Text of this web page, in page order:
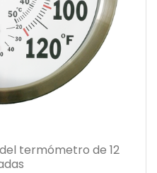
termómetro de 12